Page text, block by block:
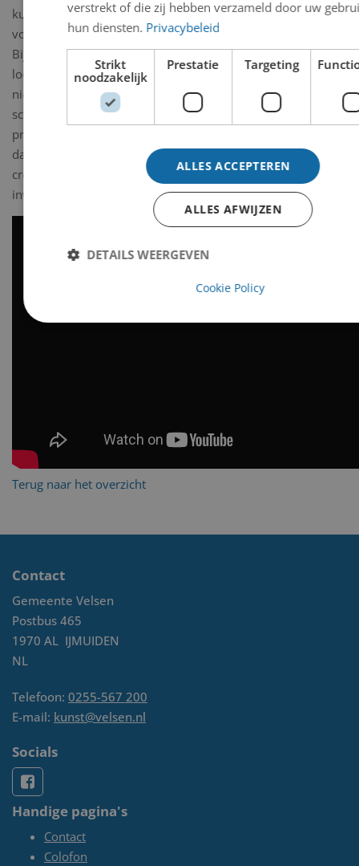
kunstwerk vindt in het
voorjaar van 2020 plaats.
Bij de nieuwe, passende
locatie hoort ook een
nieuwe naam. De gemeente
schrijft daarvoor t.z.t. een
prijsvraag uit en doet
daarbij een beroep op de
creativiteit van alle
inwoners van Velsen.
Terug naar het overzicht
Contact
Gemeente Velsen
Postbus 465
1970 AL IJMUIDEN
NL
Telefoon: 0255-567 200
E-mail: kunst@velsen.nl
Socials
Handige pagina's
Contact
Colofon
verstrekt of die zij hebben verzameld door uw
hun diensten. Privacybeleid
Strikt
noodzakelijk
Prestatie Targeting
ALLES ACCEPTEREN
ALLES AFWIJZEN
DETAILS WEERGEVEN
Cookie Policy